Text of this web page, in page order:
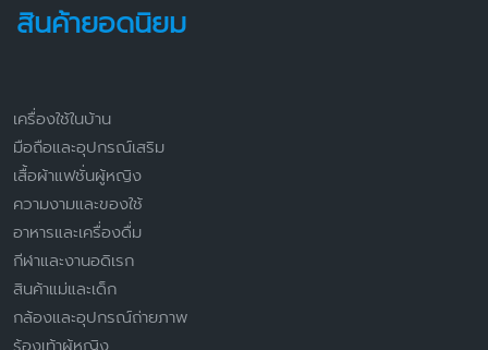
สินค้ายอดนิยม
เครื่องใช้ในบ้าน
มือถือและอุปกรณ์เสริม
เสื้อผ้าแฟชั่นผู้หญิง
ความงามและของใช้
อาหารและเครื่องดื่ม
กีฬาและงานอดิเรก
สินค้าแม่และเด็ก
กล้องและอุปกรณ์ถ่ายภาพ